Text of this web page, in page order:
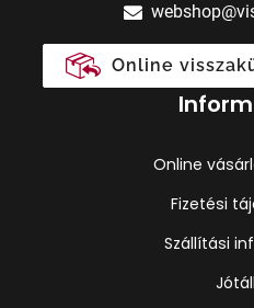
Online
Online
Fizetési
Szállítási